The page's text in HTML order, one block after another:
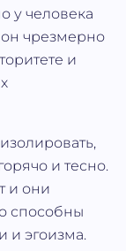
у человека
чрезмерно
и
и тесно.
и они
способны
и эгоизма.